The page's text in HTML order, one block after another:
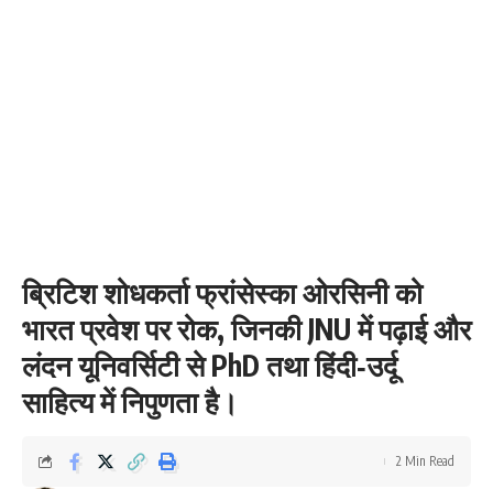
ब्रिटिश शोधकर्ता फ्रांसेस्का ओरसिनी को
भारत प्रवेश पर रोक, जिनकी JNU में पढ़ाई और
लंदन यूनिवर्सिटी से PhD तथा हिंदी‑उर्दू
साहित्य में निपुणता है।
2 Min Read